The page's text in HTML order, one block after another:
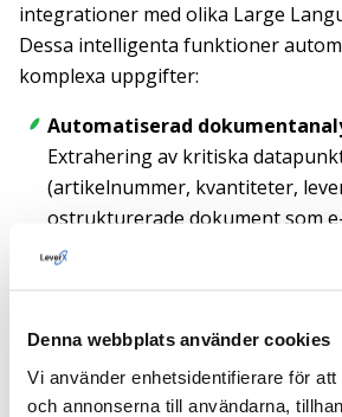
Denna webbplats använder cookies
Vi använder enhetsidentifierare för
och annonserna till användarna,
integrationer med olika Large
Dessa intelligenta funktioner
komplexa uppgifter:
Automatiserad
Extrahering av kritiska
(artikelnummer, kvantiteter,
ostrukturerade dokument som
och olika PDF-layouter.
manuell inmatning och
Avstämning av data i realtid: